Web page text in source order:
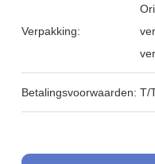
Verpakking:
Betalingsvoorwaarden: T/